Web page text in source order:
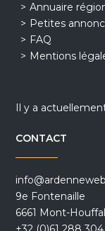
Annuaire
Petites
FAQ
Mentions
Il y a
CONTACT
9e Fontenaille
6661 Mont-